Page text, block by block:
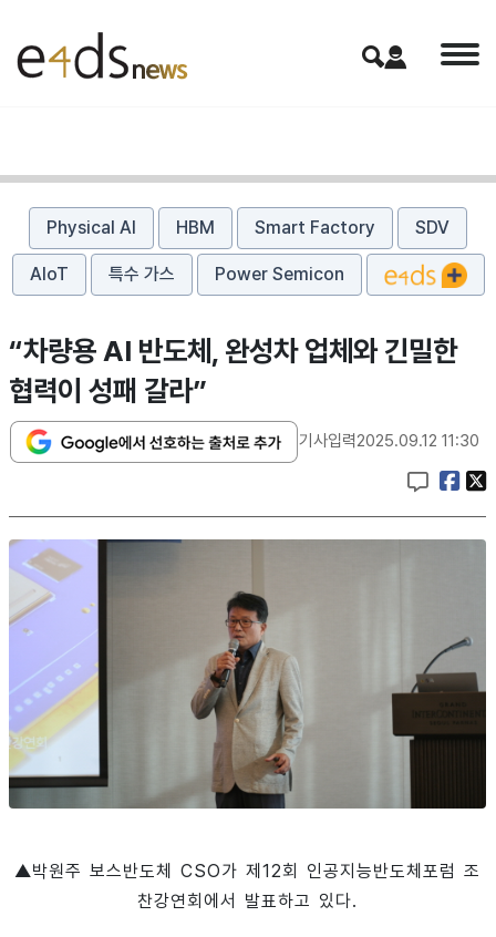
Physical AI HBM Smart Factory SDV
AIoT 특수 가스 Power Semicon
“차량용 AI 반도체, 완성차 업체와 긴밀한
협력이 성패 갈라”
기사입력2025.09.12 11:30
▲박원주 보스반도체 CSO가 제12회 인공지능반도체포럼 조
찬강연회에서 발표하고 있다.